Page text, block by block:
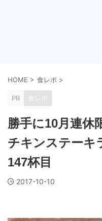
HOME > 食レポ >
PR 食レポ
勝手に10月連休
チキンステーキ
147杯目
2017-10-10